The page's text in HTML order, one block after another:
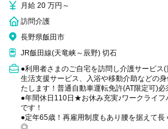
月給 20 万円～
訪問介護
長野県飯田市
JR飯田線(天竜峡～辰野) 切石
●利用者さまのご自宅を訪問し介護サービス
生活支援サービス、入浴や移動介助などの
たします！普通自動車運転免許(AT限定可)必
●年間休日110日★お休み充実♪ワークライフ
です！
●定年65歳！再雇用制度もあり腰を据えて
◎